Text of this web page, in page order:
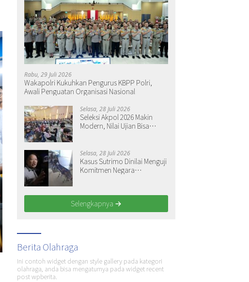
Rabu, 29 Juli 2026
Wakapolri Kukuhkan Pengurus KBPP Polri,
Awali Penguatan Organisasi Nasional
Selasa, 28 Juli 2026
Seleksi Akpol 2026 Makin
Modern, Nilai Ujian Bisa
Selasa, 28 Juli 2026
Kasus Sutrimo Dinilai Menguji
Komitmen Negara
Selengkapnya
Berita Olahraga
Ini contoh widget dengan style gallery pada kategori
olahraga, anda bisa mengaturnya pada widget recent
post wpberita.